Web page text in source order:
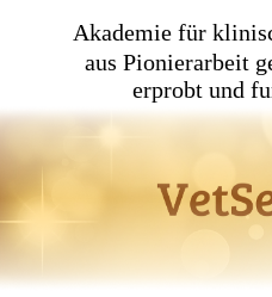
Akademie für
aus Pionierarbeit
erprobt und